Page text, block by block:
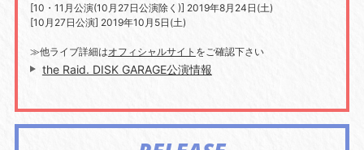
[10・11月公演(10月27日公演除く)] 2019年8月24日(土)
[10月27日公演] 2019年10月5日(土)
≫他ライブ詳細はオフィシャルサイト をご確認下さい
the Raid. DISK GARAGE公演情報